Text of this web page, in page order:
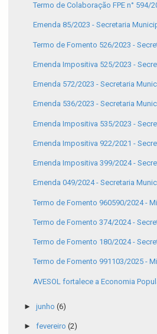
Termo de Colaboração FPE n° 594/
Emenda 85/2023 - Secretaria
Termo de Fomento 526/2023 -
Emenda Impositiva 525/2023 -
Emenda 572/2023 - Secretaria
Emenda 536/2023 - Secretaria
Emenda Impositiva 535/2023 -
Emenda Impositiva 922/2021 -
Emenda Impositiva 399/2024 -
Emenda 049/2024 - Secretaria
Termo de Fomento 960590/2024 -
Termo de Fomento 374/2024 -
Termo de Fomento 180/2024 -
Termo de Fomento 991103/2025 -
AVESOL fortalece a Economia
► junho (6)
► fevereiro (2)